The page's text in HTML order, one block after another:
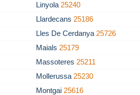
Linyola 25240
Llardecans 25186
Lles De Cerdanya 25726
Maials 25179
Massoteres 25211
Mollerussa 25230
Montgai 25616